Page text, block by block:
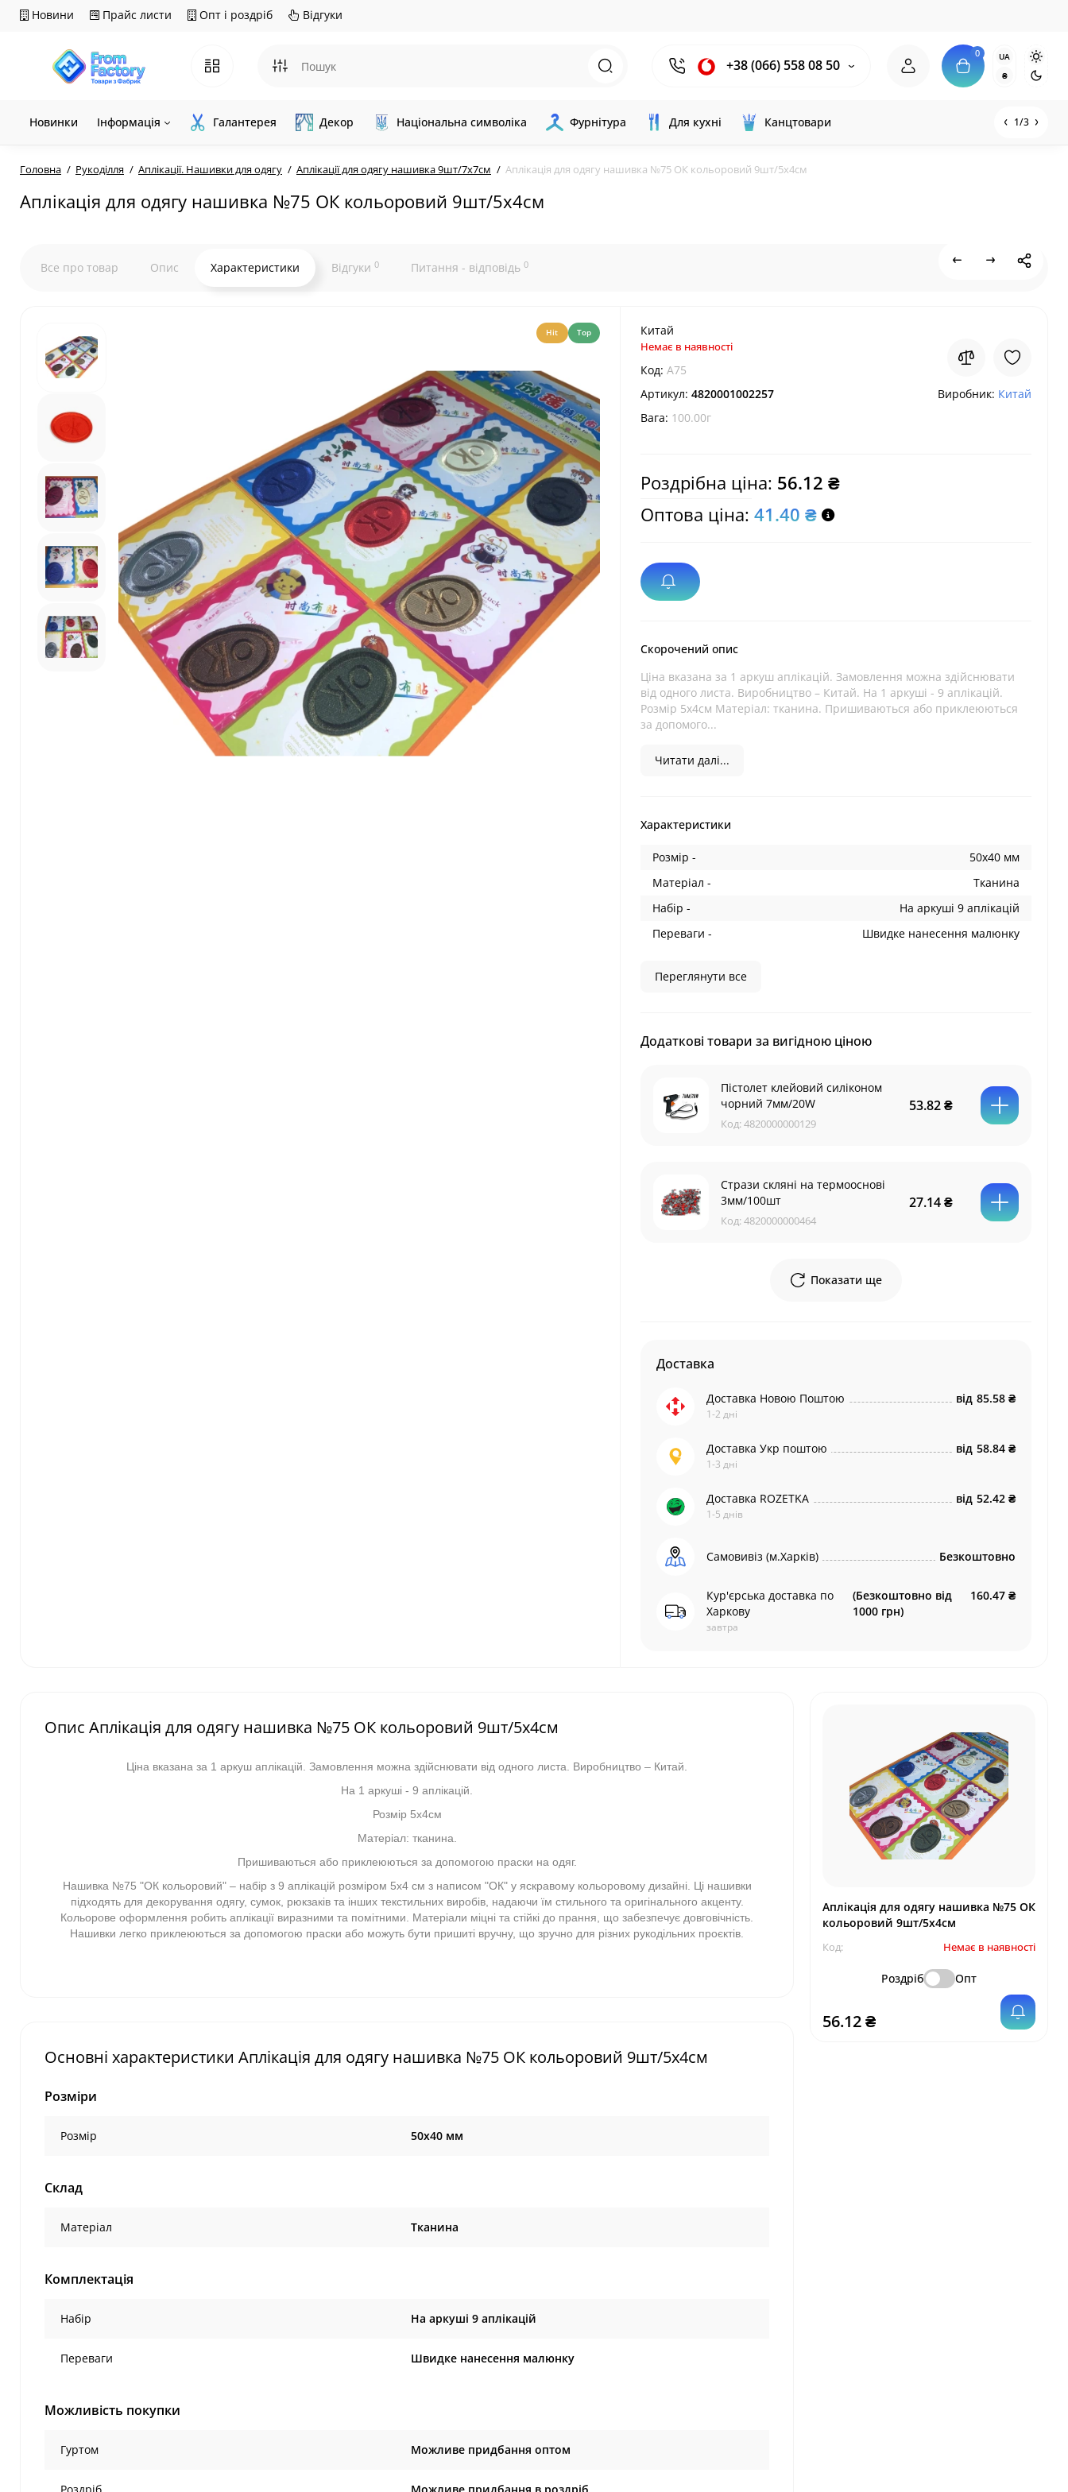
Новини Прайс листи Опт і роздріб Відгуки
+38 (066) 558 08 50
0
UA
₴
Новинки Інформація Галантерея Декор Національна символіка Фурнітура Для кухні Канцтовари 1/3
Головна Рукоділля Аплікації. Нашивки для одягу Аплікації для одягу нашивка 9шт/7х7см Аплікація для одягу нашивка №75 ОК кольоровий 9шт/5х4см
Аплікація для одягу нашивка №75 ОК кольоровий 9шт/5х4см
Все про товар Опис Характеристики Відгуки 0 Питання - відповідь 0
Hit Top Китай
Немає в наявності
Код: A75
Артикул: 4820001002257
Вага: 100.00г
Виробник: Китай
Роздрібна ціна: 56.12 ₴
Оптова ціна: 41.40 ₴
Скорочений опис
Ціна вказана за 1 аркуш аплікацій. Замовлення можна здійснювати
від одного листа. Виробництво – Китай. На 1 аркуші - 9 аплікацій.
Розмір 5х4см Матеріал: тканина. Пришиваються або приклеюються
за допомого...
Читати далі...
Характеристики
Розмір -
50х40 мм
Матеріал -
Тканина
Набір -
На аркуші 9 аплікацій
Переваги -
Швидке нанесення малюнку
Переглянути все
Додаткові товари за вигідною ціною
Пістолет клейовий силіконом
чорний 7мм/20W
Код:4820000000129
53.82 ₴
Стрази скляні на термооснові
3мм/100шт
Код:4820000000464
27.14 ₴
Показати ще
Доставка
Доставка Новою Поштою
1-2 дні
від 85.58 ₴
Доставка Укр поштою
1-3 дні
від 58.84 ₴
Доставка ROZETKA
1-5 днів
від 52.42 ₴
Самовивіз (м.Харків) Безкоштовно
Кур'єрська доставка по
Харкову
завтра
(Безкоштовно від
1000 грн)
160.47 ₴
Опис Аплікація для одягу нашивка №75 ОК кольоровий 9шт/5х4см
Ціна вказана за 1 аркуш аплікацій. Замовлення можна здійснювати від одного листа. Виробництво – Китай.
На 1 аркуші - 9 аплікацій.
Розмір 5х4см
Матеріал: тканина.
Пришиваються або приклеюються за допомогою праски на одяг.
Нашивка №75 "ОК кольоровий" – набір з 9 аплікацій розміром 5х4 см з написом "ОК" у яскравому кольоровому дизайні. Ці нашивки
підходять для декорування одягу, сумок, рюкзаків та інших текстильних виробів, надаючи їм стильного та оригінального акценту.
Кольорове оформлення робить аплікації виразними та помітними. Матеріали міцні та стійкі до прання, що забезпечує довговічність.
Нашивки легко приклеюються за допомогою праски або можуть бути пришиті вручну, що зручно для різних рукодільних проєктів.
Основні характеристики Аплікація для одягу нашивка №75 ОК кольоровий 9шт/5х4см
Розміри
Розмір 50х40 мм
Склад
Матеріал Тканина
Комплектація
Набір На аркуші 9 аплікацій
Переваги Швидке нанесення малюнку
Можливість покупки
Гуртом Можливе придбання оптом
Аплікація для одягу нашивка №75 ОК
кольоровий 9шт/5х4см
Код: Немає в наявності
Роздріб Опт
56.12 ₴